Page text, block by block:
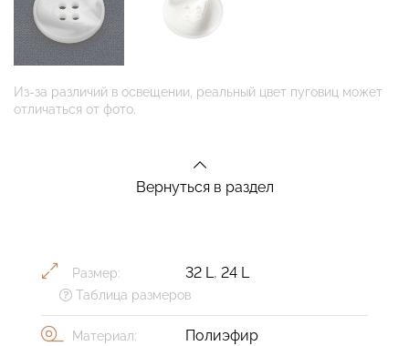
Из-за различий в освещении, реальный цвет пуговиц может
отличаться от фото.
Вернуться в раздел
Размер: 32 L, 24 L
Таблица размеров
Материал: Полиэфир